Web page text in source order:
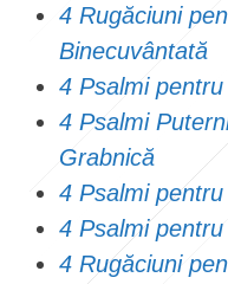
4 Rugăciuni
Binecuvântată
4 Psalmi
4 Psalmi
Grabnică
4 Psalmi
4 Psalmi
4 Rugăciuni